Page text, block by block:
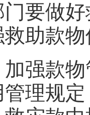
要做
助款
款物
管理规